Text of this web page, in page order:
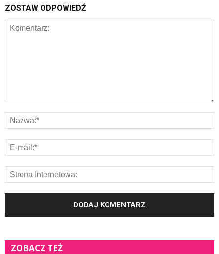
ZOSTAW ODPOWIEDŹ
ZOBACZ TEŻ